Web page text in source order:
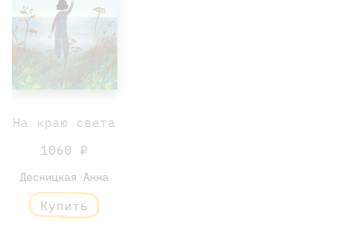
На краю света
1060 ₽
Десницкая Анна
Купить